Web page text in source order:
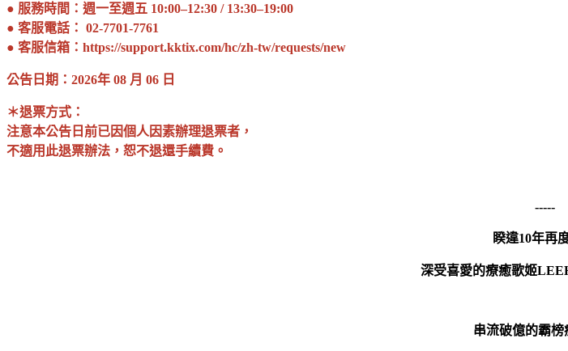
● 服務時間：週一至週五 10:00–12:30 / 13:30–19:00
● 客服電話： 02-7701-7761
● 客服信箱：https://support.kktix.com/hc/zh-tw/requests/new
公告日期：2026年 08 月 06 日
＊退票方式：
注意本公告日前已因個人因素辦理退票者，
不適用此退票辦法，恕不退還手續費。
-----
睽違10年再
深受喜愛的療癒歌姬
串流破億的霸榜